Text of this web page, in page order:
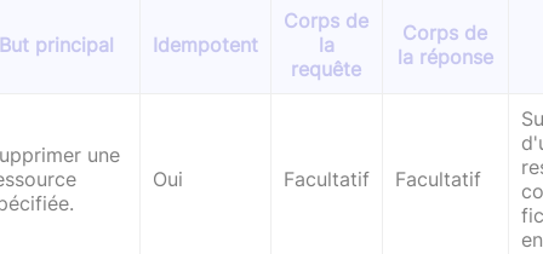
But principal Idempotent
Corps de
la
requête
Corps de
la réponse
une
Oui Facultatif Facultatif